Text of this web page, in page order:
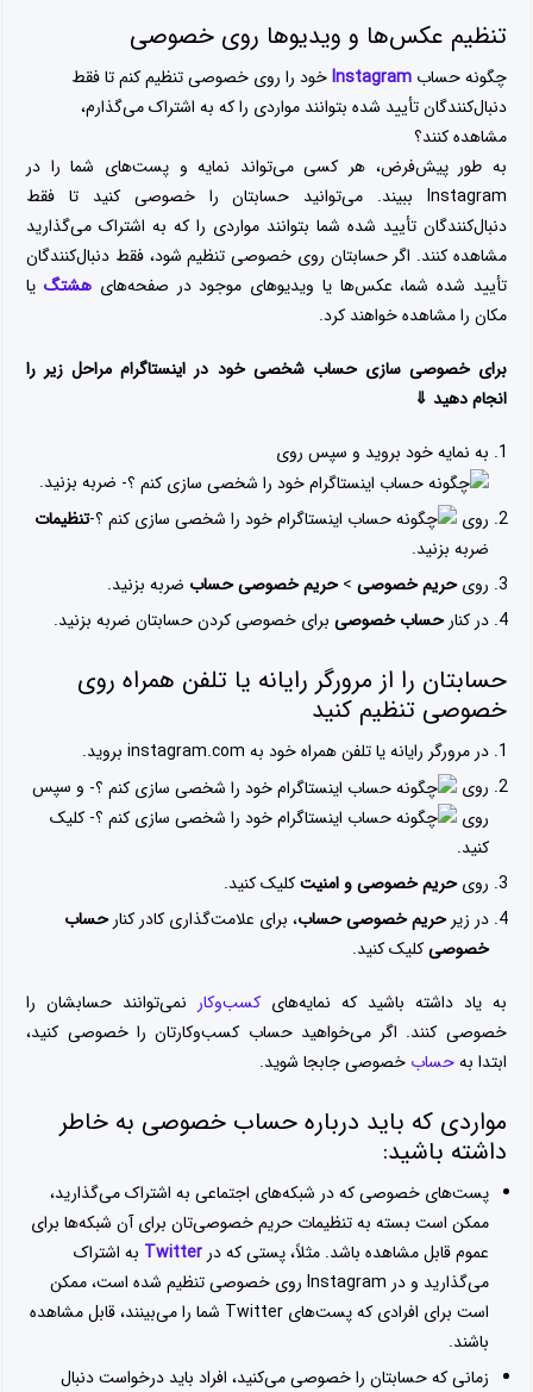
تنظیم عکس‌ها و ویدیوها روی خصوصی
چگونه حسابInstagramخود را روی خصوصی تنظیم کنم تا فقط
دنبال‌کنندگان تأیید شده بتوانند مواردی را که به اشتراک می‌گذارم،
مشاهده کنند؟
به طور پیش‌فرض، هر کسی می‌تواند نمایه و پست‌های شما را در
Instagram ببیند. می‌توانید حسابتان را خصوصی کنید تا فقط
دنبال‌کنندگان تأیید شده شما بتوانند مواردی را که به اشتراک می‌گذارید
مشاهده کنند. اگر حسابتان روی خصوصی تنظیم شود، فقط دنبال‌کنندگان
تأیید شده شما، عکس‌ها یا ویدیوهای موجود در صفحه‌های هشتگ یا
مکان را مشاهده خواهند کرد.
برای خصوصی سازی حساب شخصی خود در اینستاگرام مراحل زیر را
انجام دهید ⇓
به نمایه خود بروید و سپس روی
ضربه بزنید.
روی
تنظیمات
ضربه بزنید.
رویحریم خصوصی >حریم خصوصی حساب ضربه بزنید.
در کنارحساب خصوصی برای خصوصی کردن حسابتان ضربه بزنید.
حسابتان را از مرورگر رایانه یا تلفن همراه روی
خصوصی تنظیم کنید
در مرورگر رایانه یا تلفن همراه خود به instagram.com بروید.
روی
و سپس
روی
کلیک
کنید.
رویحریم خصوصی و امنیتکلیک کنید.
در زیرحریم خصوصی حساب، برای علامت‌گذاری کادر کنارحساب
خصوصیکلیک کنید.
به یاد داشته باشید که نمایه‌های کسب‌وکار نمی‌توانند حسابشان را
خصوصی کنند. اگر می‌خواهید حساب کسب‌وکارتان را خصوصی کنید،
ابتدا بهحساب خصوصی جابجا شوید.
مواردی که باید درباره حساب خصوصی به خاطر
داشته باشید:
پست‌های خصوصی که در شبکه‌های اجتماعی به اشتراک می‌گذارید،
ممکن است بسته به تنظیمات حریم خصوصی‌تان برای آن شبکه‌ها برای
عموم قابل مشاهده باشد. مثلاً، پستی که درTwitter به اشتراک
می‌گذارید و در Instagram روی خصوصی تنظیم شده است، ممکن
است برای افرادی که پست‌های Twitter شما را می‌بینند، قابل مشاهده
باشند.
زمانی که حسابتان را خصوصی می‌کنید، افراد باید درخواست دنبال